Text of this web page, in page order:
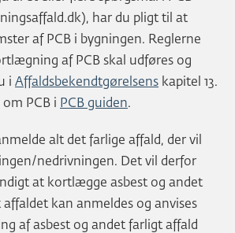
har du pligt til at
af PCB i bygningen. Reglerne
af PCB skal udføres og
i Affaldsbekendtgørelsens kapitel 13.
PCB i PCB guiden.
alt det farlige affald, der vil
nedrivningen. Det vil derfor
at kortlægge asbest og andet
kan anmeldes og anvises
af asbest og andet farligt affald